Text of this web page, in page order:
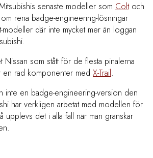
senaste modeller som Coltoch
rena badge-engineering-lösningar
modeller där inte mycket mer än loggan
Nissan som stått för de flesta pinalerna
rad komponenter med X-Trail.
inte en badge-engineering-version den
har verkligen arbetat med modellen för
upplevs det i alla fall när man granskar